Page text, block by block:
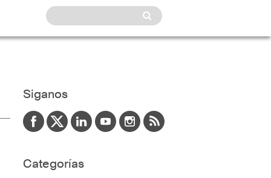
Siganos
Categorías